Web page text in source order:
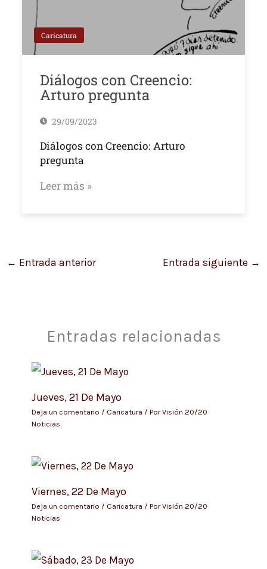
Caricatura
Diálogos con Creencio:
Arturo pregunta
29/09/2023
Diálogos con Creencio: Arturo
pregunta
Leer más »
← Entrada anterior Entrada siguiente →
Entradas relacionadas
Jueves, 21 De Mayo
Deja un comentario / Caricatura / PorVisión 20/20
Noticias
Viernes, 22 De Mayo
Deja un comentario / Caricatura / PorVisión 20/20
Noticias